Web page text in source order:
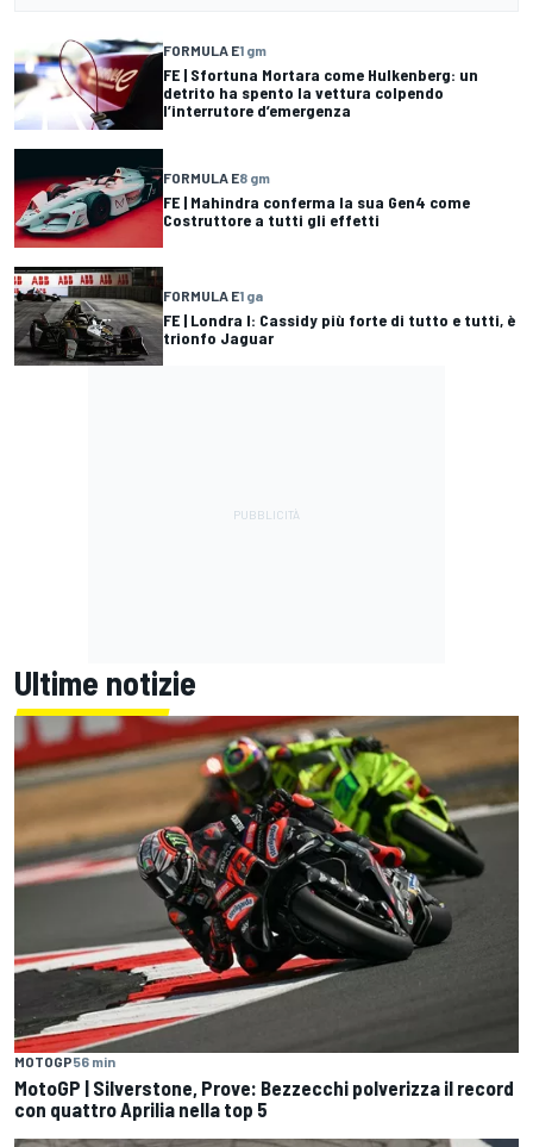
FORMULA E1 gm
FE | Sfortuna Mortara come Hulkenberg: un
detrito ha spento la vettura colpendo
l’interrutore d’emergenza
FORMULA E8 gm
FE | Mahindra conferma la sua Gen4 come
Costruttore a tutti gli effetti
FORMULA E1 ga
FE | Londra I: Cassidy più forte di tutto e tutti, è
trionfo Jaguar
Ultime notizie
MOTOGP56 min
MotoGP | Silverstone, Prove: Bezzecchi polverizza il record
con quattro Aprilia nella top 5